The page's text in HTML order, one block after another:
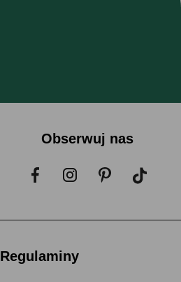
Obserwuj nas
Regulaminy